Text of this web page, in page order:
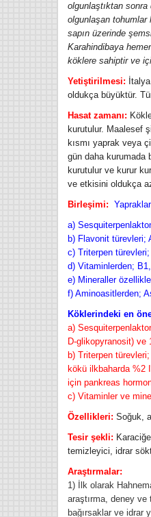
olgunlaştıktan
olgunlaşan tohumlar
sapın üzerinde
Karahindibaya
köklere sahiptir ve
Yetiştirilmesi:
oldukça büyüktür.
Hasat zamanı:
kurutulur. Maalesef
kısmı yaprak veya
gün daha kurumada
kurutulur ve kurur
ve etkisini oldukça
Birleşimi:
a)
b) Flavonit türevleri;
c) Triterpen
d) Vitaminlerden;
e) Mineraller
f) Aminoasitlerden;
Köklerindeki en
a)
D-glikopyranosit) ve
b) Triterpen
kökü ilkbaharda %2
için pankreas
c) Vitaminler ve
Özellikleri: Soğuk,
Tesir şekli:
temizleyici, idrar
Araştırmalar:
1) İlk olarak
araştırma, deney ve
bağırsaklar ve idrar
çuha çiçeği
Çuha çiçeği
toplanır Çuha